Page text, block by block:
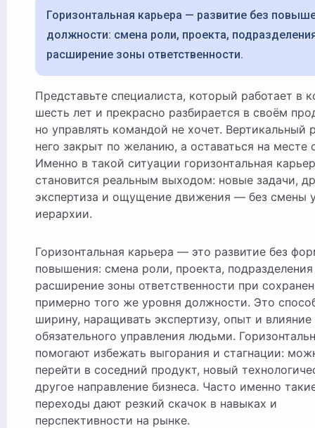
Горизонтальная карьера — развитие без повышения в
должности: смена роли, проекта,
расширение зоны ответственности.
Представьте специалиста, который работает в компании
шесть лет и прекрасно разбирается в своём
но управлять командой не хочет. Вертикальный
него закрыт по желанию, а оставаться на месте
Именно в такой ситуации горизонтальная
становится реальным выходом: новые задачи,
экспертиза и ощущение движения — без смены
иерархии.
Горизонтальная карьера — это развитие без
повышения: смена роли, проекта,
расширение зоны ответственности при
примерно того же уровня должности. Это
ширину, наращивать экспертизу, опыт и влияние
обязательного управления людьми.
помогают избежать выгорания и стагнации:
перейти в соседний продукт, новый
другое направление бизнеса. Часто именно
переходы дают резкий скачок в навыках и
перспективности на рынке.